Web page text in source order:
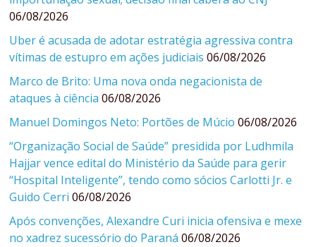
06/08/2026
Uber é acusada de adotar estratégia agressiva contra
vítimas de estupro em ações judiciais 06/08/2026
Marco de Brito: Uma nova onda negacionista de
ataques à ciência 06/08/2026
Manuel Domingos Neto: Portões de Múcio 06/08/2026
“Organização Social de Saúde” presidida por Ludhmila
Hajjar vence edital do Ministério da Saúde para gerir
“Hospital Inteligente”, tendo como sócios Carlotti Jr. e
Guido Cerri 06/08/2026
Após convenções, Alexandre Curi inicia ofensiva e mexe
no xadrez sucessório do Paraná 06/08/2026